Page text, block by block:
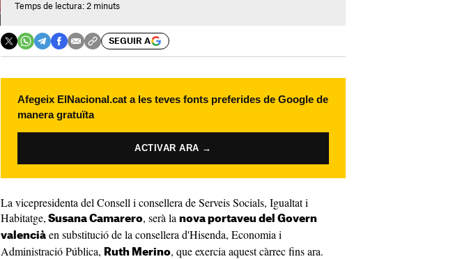
Temps de lectura: 2 minuts
SEGUIR A
Afegeix ElNacional.cat a les teves fonts preferides de Google de
manera gratuïta
ACTIVAR ARA →
La vicepresidenta del Consell i consellera de Serveis Socials, Igualtat i
Habitatge, Susana Camarero, serà la nova portaveu del Govern
valencià en substitució de la consellera d'Hisenda, Economia i
Administració Pública, Ruth Merino, que exercia aquest càrrec fins ara.